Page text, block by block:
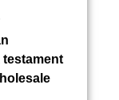
testament